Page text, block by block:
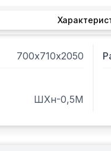
700х710х2050
ШХн-0,5М